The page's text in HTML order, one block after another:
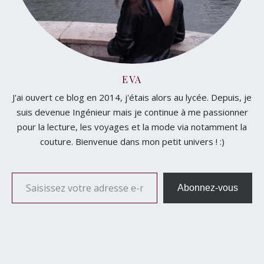
EVA
J'ai ouvert ce blog en 2014, j'étais alors au lycée. Depuis, je
suis devenue Ingénieur mais je continue à me passionner
pour la lecture, les voyages et la mode via notamment la
couture. Bienvenue dans mon petit univers ! :)
Saisissez votre adresse e-mail…
Abonnez-vous